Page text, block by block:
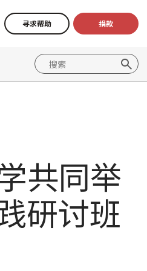
寻求帮助 捐款
共同举
研讨班